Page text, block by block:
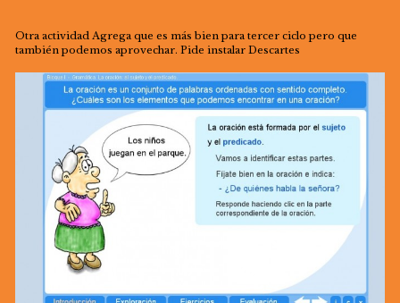
Otra actividad Agrega que es más bien para tercer ciclo pero que
también podemos aprovechar. Pide instalar Descartes